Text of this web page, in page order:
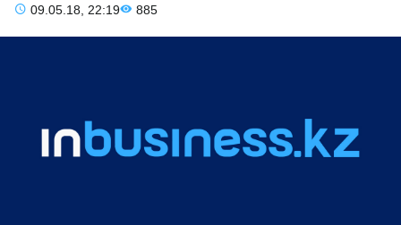
09.05.18, 22:19 885